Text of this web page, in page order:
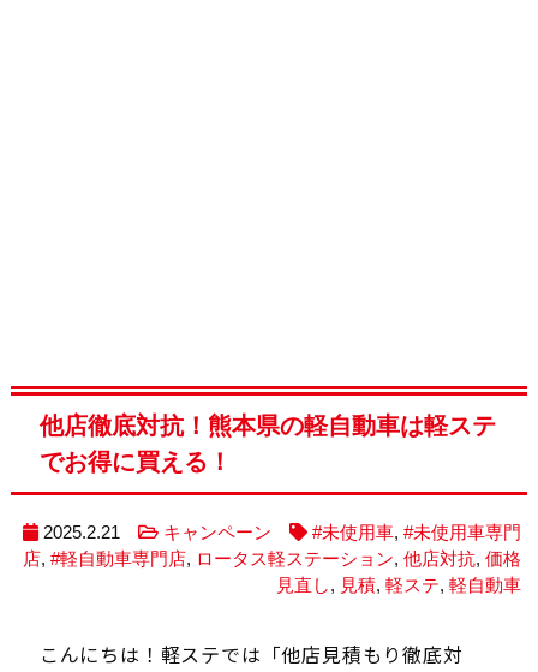
他店徹底対抗！熊本県の軽自動車は軽ステ
でお得に買える！
2025.2.21 キャンペーン #未使用車,#未使用車専門
店,#軽自動車専門店, ロータス軽ステーション,他店対抗,価格
見直し, 見積,軽ステ,軽自動車
こんにちは！軽ステでは「他店見積もり徹底対